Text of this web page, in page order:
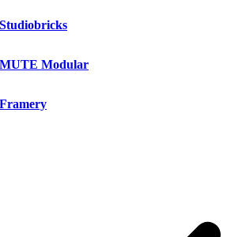
Studiobricks
MUTE Modular
Framery